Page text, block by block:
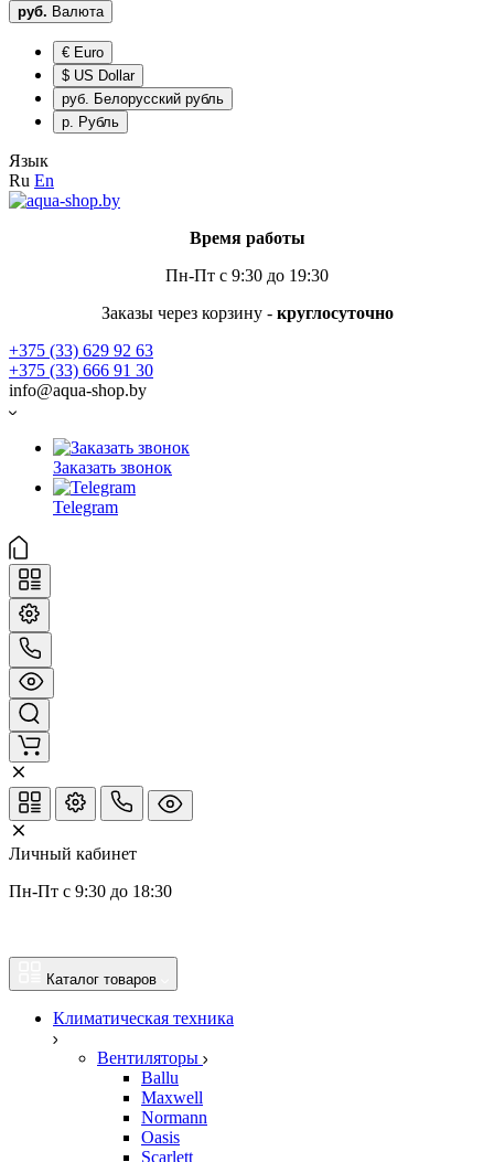
руб. Валюта
€ Euro
$ US Dollar
руб. Белорусский рубль
р. Рубль
Язык
Ru En
Время работы
Пн-Пт с 9:30 до 19:30
Заказы через корзину - круглосуточно
+375 (33) 629 92 63
+375 (33) 666 91 30
info@aqua-shop.by
Заказать звонок
Telegram
Личный кабинет
Пн-Пт с 9:30 до 18:30
Каталог товаров
Климатическая техника
Вентиляторы
Ballu
Maxwell
Normann
Oasis
Scarlett